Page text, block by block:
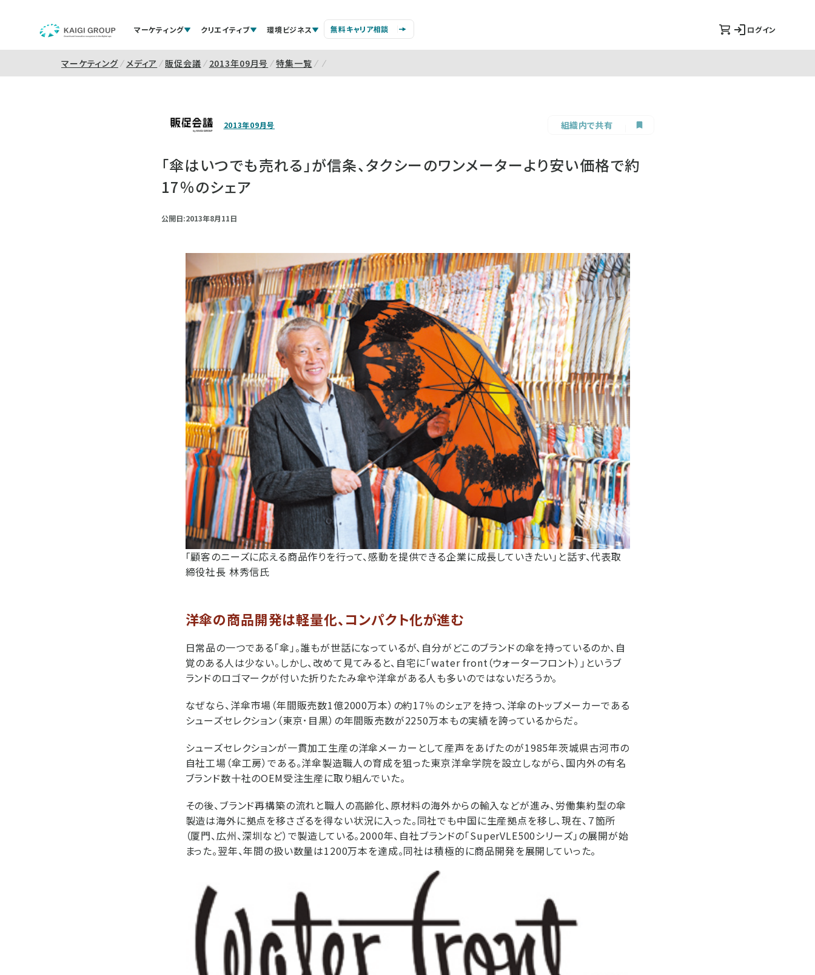
マーケティング クリエイティブ 環境ビジネス 無料キャリア相談 ログイン
マーケティング メディア 販促会議 2013年09月号 特集一覧
2013年09月号 組織内で共有
「傘はいつでも売れる」が信条、タクシーのワンメーターより安い価格で約
17％のシェア
公開日:2013年8月11日
「顧客のニーズに応える商品作りを行って、感動を提供できる企業に成長していきたい」と話す、代表取
締役社長 林秀信氏
洋傘の商品開発は軽量化、コンパクト化が進む
日常品の一つである「傘」。誰もが世話になっているが、自分がどこのブランドの傘を持っているのか、自
覚のある人は少ない。しかし、改めて見てみると、自宅に「water front（ウォーターフロント）」というブ
ランドのロゴマークが付いた折りたたみ傘や洋傘がある人も多いのではないだろうか。
なぜなら、洋傘市場（年間販売数1億2000万本）の約17％のシェアを持つ、洋傘のトップメーカーである
シューズセレクション（東京･目黒）の年間販売数が2250万本もの実績を誇っているからだ。
シューズセレクションが一貫加工生産の洋傘メーカーとして産声をあげたのが1985年茨城県古河市の
自社工場（傘工房）である。洋傘製造職人の育成を狙った東京洋傘学院を設立しながら、国内外の有名
ブランド数十社のOEM受注生産に取り組んでいた。
その後、ブランド再構築の流れと職人の高齢化、原材料の海外からの輸入などが進み、労働集約型の傘
製造は海外に拠点を移さざるを得ない状況に入った。同社でも中国に生産拠点を移し、現在、７箇所
（厦門、広州、深圳など）で製造している。2000年、自社ブランドの「SuperVLE500シリーズ」の展開が始
まった。翌年、年間の扱い数量は1200万本を達成。同社は積極的に商品開発を展開していった。